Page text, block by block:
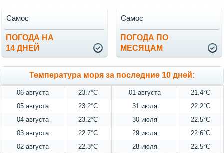
ПОГОДА НА
14 ДНЕЙ
Самос
ПОГОДА ПО
МЕСЯЦАМ
Самос
Температура моря за последние 10 дней:
06 августа 23.7°C 01 августа
21.4°C
05 августа
23.2°C 31 июля
22.2°C
04 августа
23.2°C 30 июля
22.5°C
03 августа
22.7°C 29 июля
22.6°C
02 августа
22.3°C 28 июля 22.5°C